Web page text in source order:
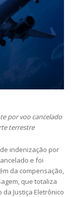
por voo cancelado
terrestre
indenização por
e foi
da compensação,
que totaliza
da Justiça Eletrônico